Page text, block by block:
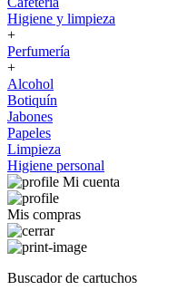
Higiene y limpieza
+
Perfumería
+
Alcohol
Botiquín
Jabones
Papeles
Limpieza
Higiene personal
Mi cuenta
Mis compras
Buscador de cartuchos